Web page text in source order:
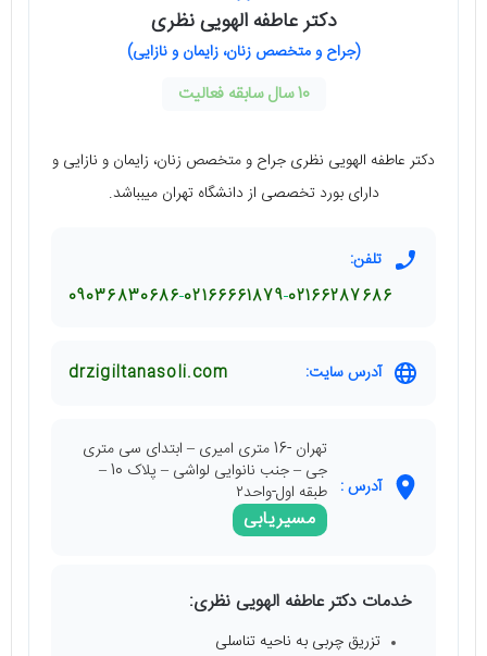
دکتر عاطفه الهویی نظری
(جراح و متخصص زنان، زایمان و نازایی)
10 سال سابقه فعالیت
دکتر عاطفه الهویی نظری جراح و متخصص زنان، زایمان و نازایی و
دارای بورد تخصصی از دانشگاه تهران میبباشد.
تلفن:
02166287686
02166661879
09036830686
آدرس سایت: drzigiltanasoli.com
آدرس :
تهران -16 متری امیری – ابتدای سی متری
جی – جنب نانوایی لواشی – پلاک 10 –
طبقه اول-واحد٢
مسیریابی
خدمات دکتر عاطفه الهویی نظری:
تزریق چربی به ناحیه تناسلی